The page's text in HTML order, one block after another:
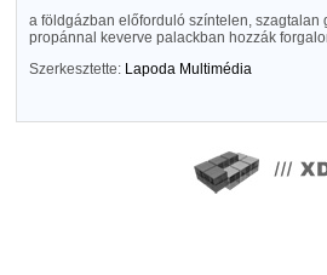
a földgázban előforduló színtelen, szagtalan
propánnal keverve palackban hozzák
Szerkesztette: Lapoda Multimédia